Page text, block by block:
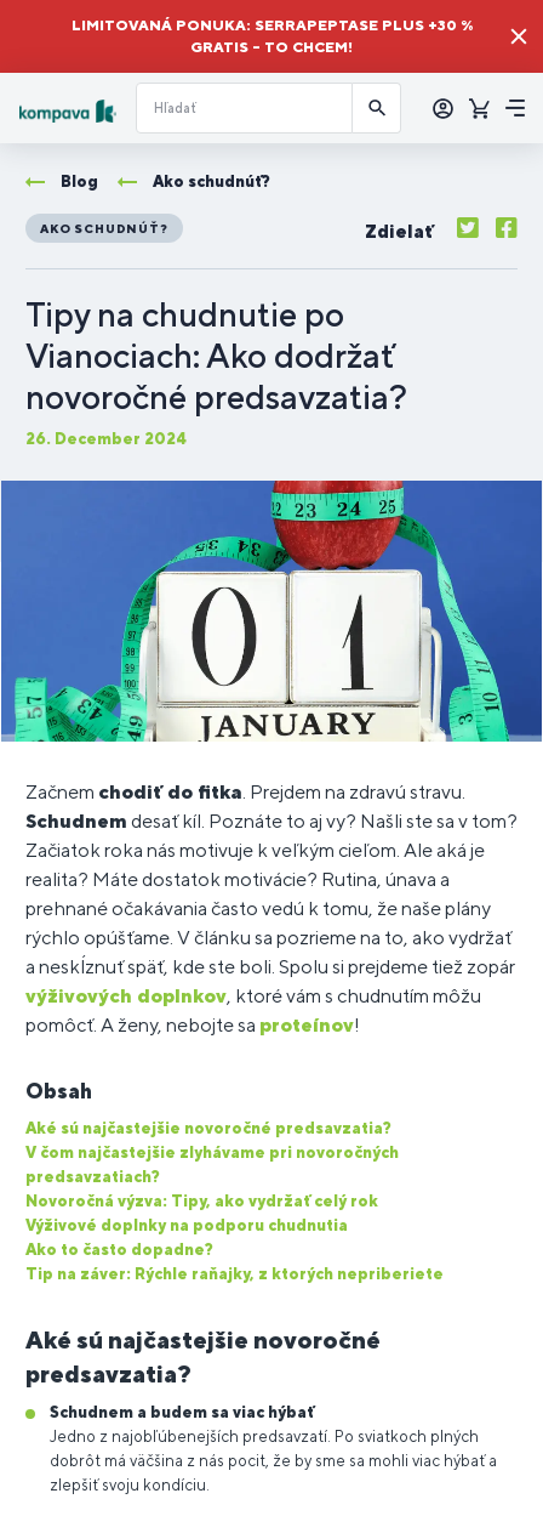
LIMITOVANÁ PONUKA: SERRAPEPTASE PLUS +30 %
GRATIS – TO CHCEM!
sa
Košík
Blog Ako schudnúť?
AKO SCHUDNÚŤ? Zdielať
Tipy na chudnutie po
Vianociach: Ako dodržať
novoročné predsavzatia?
26. December 2024
Začnem chodiť do fitka . Prejdem na zdravú stravu.
Schudnem desať kíl. Poznáte to aj vy? Našli ste sa v tom?
Začiatok roka nás motivuje k veľkým cieľom. Ale aká je
realita? Máte dostatok motivácie? Rutina, únava a
prehnané očakávania často vedú k tomu, že naše plány
rýchlo opúšťame. V článku sa pozrieme na to, ako vydržať
a neskĺznuť späť, kde ste boli. Spolu si prejdeme tiež zopár
výživových doplnkov, ktoré vám s chudnutím môžu
pomôcť. A ženy, nebojte sa proteínov!
Obsah
Aké sú najčastejšie novoročné predsavzatia?
V čom najčastejšie zlyhávame pri novoročných
predsavzatiach?
Novoročná výzva: Tipy, ako vydržať celý rok
Výživové doplnky na podporu chudnutia
Ako to často dopadne?
Tip na záver: Rýchle raňajky, z ktorých nepriberiete
Aké sú najčastejšie novoročné
predsavzatia?
Schudnem a budem sa viac hýbať
Jedno z najobľúbenejších predsavzatí. Po sviatkoch plných
dobrôt má väčšina z nás pocit, že by sme sa mohli viac hýbať a
zlepšiť svoju kondíciu.